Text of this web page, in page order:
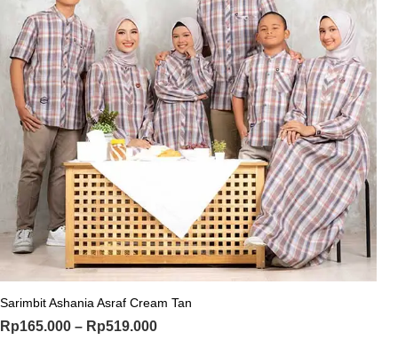
Sarimbit Ashania Asraf Cream Tan
Rp165.000 – Rp519.000